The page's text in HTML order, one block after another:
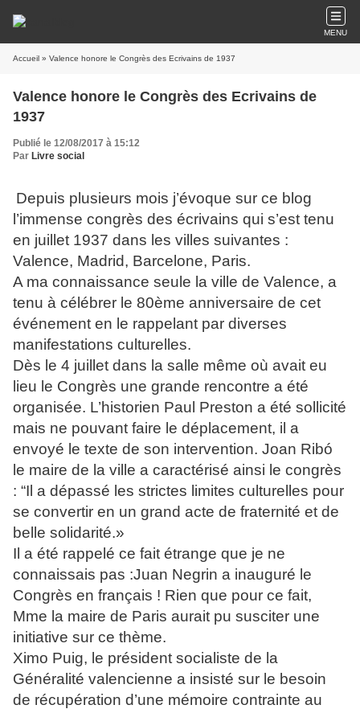
MENU
Accueil » Valence honore le Congrès des Ecrivains de 1937
Valence honore le Congrès des Ecrivains de
1937
Publié le 12/08/2017 à 15:12
Par Livre social
Depuis plusieurs mois j’évoque sur ce blog
l’immense congrès des écrivains qui s’est tenu
en juillet 1937 dans les villes suivantes :
Valence, Madrid, Barcelone, Paris.
A ma connaissance seule la ville de Valence, a
tenu à célébrer le 80ème anniversaire de cet
événement en le rappelant par diverses
manifestations culturelles.
Dès le 4 juillet dans la salle même où avait eu
lieu le Congrès une grande rencontre a été
organisée. L’historien Paul Preston a été sollicité
mais ne pouvant faire le déplacement, il a
envoyé le texte de son intervention. Joan Ribó
le maire de la ville a caractérisé ainsi le congrès
: “Il a dépassé les strictes limites culturelles pour
se convertir en un grand acte de fraternité et de
belle solidarité.»
Il a été rappelé ce fait étrange que je ne
connaissais pas :Juan Negrin a inauguré le
Congrès en français ! Rien que pour ce fait,
Mme la maire de Paris aurait pu susciter une
initiative sur ce thème.
Ximo Puig, le président socialiste de la
Généralité valencienne a insisté sur le besoin
de récupération d’une mémoire contrainte au